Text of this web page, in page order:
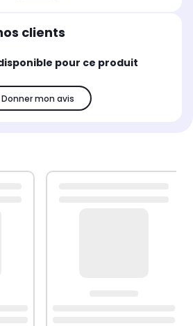
clients
pour ce produit
Donner mon avis